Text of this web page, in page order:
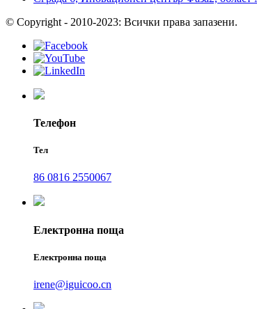
© Copyright - 2010-2023: Всички права запазени.
Телефон
Тел
86 0816 2550067
Електронна поща
Електронна поща
irene@iguicoo.cn